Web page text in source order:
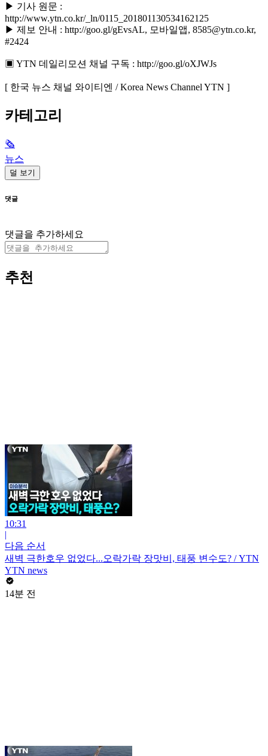
▶ 기사 원문 :
http://www.ytn.co.kr/_ln/0115_201801130534162125
▶ 제보 안내 : http://goo.gl/gEvsAL, 모바일앱, 8585@ytn.co.kr,
#2424
▣ YTN 데일리모션 채널 구독 : http://goo.gl/oXJWJs
[ 한국 뉴스 채널 와이티엔 / Korea News Channel YTN ]
카테고리
🗞
뉴스
덜 보기
댓글
댓글을 추가하세요
추천
10:31
|
다음 순서
새벽 극한호우 없었다...오락가락 장맛비, 태풍 변수도? / YTN
YTN news
14분 전